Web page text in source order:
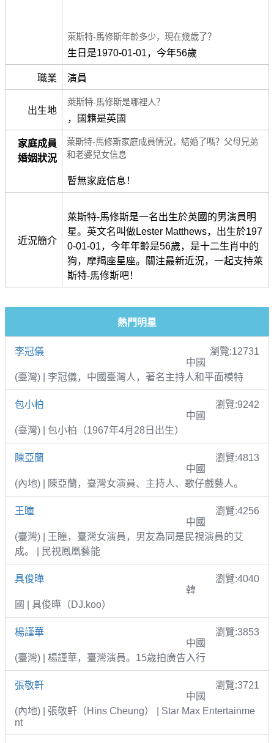
萊斯特-馬修斯年齡多少，現在幾歲了？
生日是1970-01-01，今年56歲
職業 演員
出生地
萊斯特-馬修斯是哪裡人？
，國籍是英國
家庭成員
婚姻狀況
萊斯特-馬修斯家庭成員情況，結婚了嗎？父母兄弟
和老婆兒女信息
暫無家庭信息！
近況簡介
萊斯特-馬修斯是一名出生於英國的男演員明
星。英文名叫做Lester Matthews，出生於197
0-01-01，今年年齡是56歲，是十二生肖中的
狗，摩羯座星座。關注最新近況，一起支持萊
斯特-馬修斯吧！
熱門明星
李冠儀
瀏覽:12731
中國
(臺灣) | 李冠儀，中國臺灣人，著名主持人和平面模特
包小柏
瀏覽:9242
中國
(臺灣) | 包小柏（1967年4月28日出生）
陳亞蘭
瀏覽:4813
中國
(內地) | 陳亞蘭，臺灣女演員、主持人、歌仔戲藝人。
王瞳
瀏覽:4256
中國
(臺灣) | 王瞳，臺灣女演員，男友為同是民視演員的艾
成。 | 民視鳳凰藝能
具俊曄
瀏覽:4040
韓
國 | 具俊曄（DJ.koo）
楊謹華
瀏覽:3853
中國
(臺灣) | 楊謹華，臺灣演員。15歲拍廣告入行
張敬軒
瀏覽:3721
中國
(內地) | 張敬軒（Hins Cheung） | Star Max Entertainme
nt